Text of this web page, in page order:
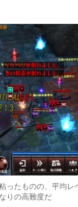
ったものの、平均レ
りの高難度だ